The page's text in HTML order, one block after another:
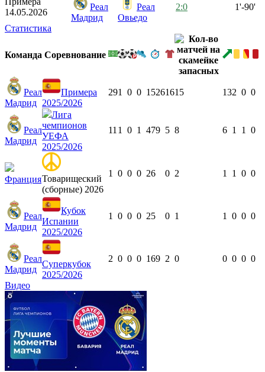
14.05.2026
Реал
Мадрид
Реал
Овьедо
2:0 1'-90'
Статистика
Команда Соревнование
Реал
Мадрид
Примера
2025/2026
291 0 0 15261615 132 0 0
Реал
Мадрид
Лига
чемпионов
УЕФА
2025/2026
11 1 0 1 479 5 8 6 1 1 0
ФранцияТоварищеский
(сборные) 2026
1 0 0 0 26 0 2 1 1 0 0
Реал
Мадрид
Кубок
Испании
2025/2026
1 0 0 0 25 0 1 1 0 0 0
Реал
Мадрид
Суперкубок
2025/2026
2 0 0 0 169 2 0 0 0 0 0
Видео